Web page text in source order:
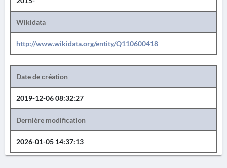
Wikidata
http://www.wikidata.org/entity/Q110600418
Date de création
2019-12-06 08:32:27
Dernière modification
2026-01-05 14:37:13